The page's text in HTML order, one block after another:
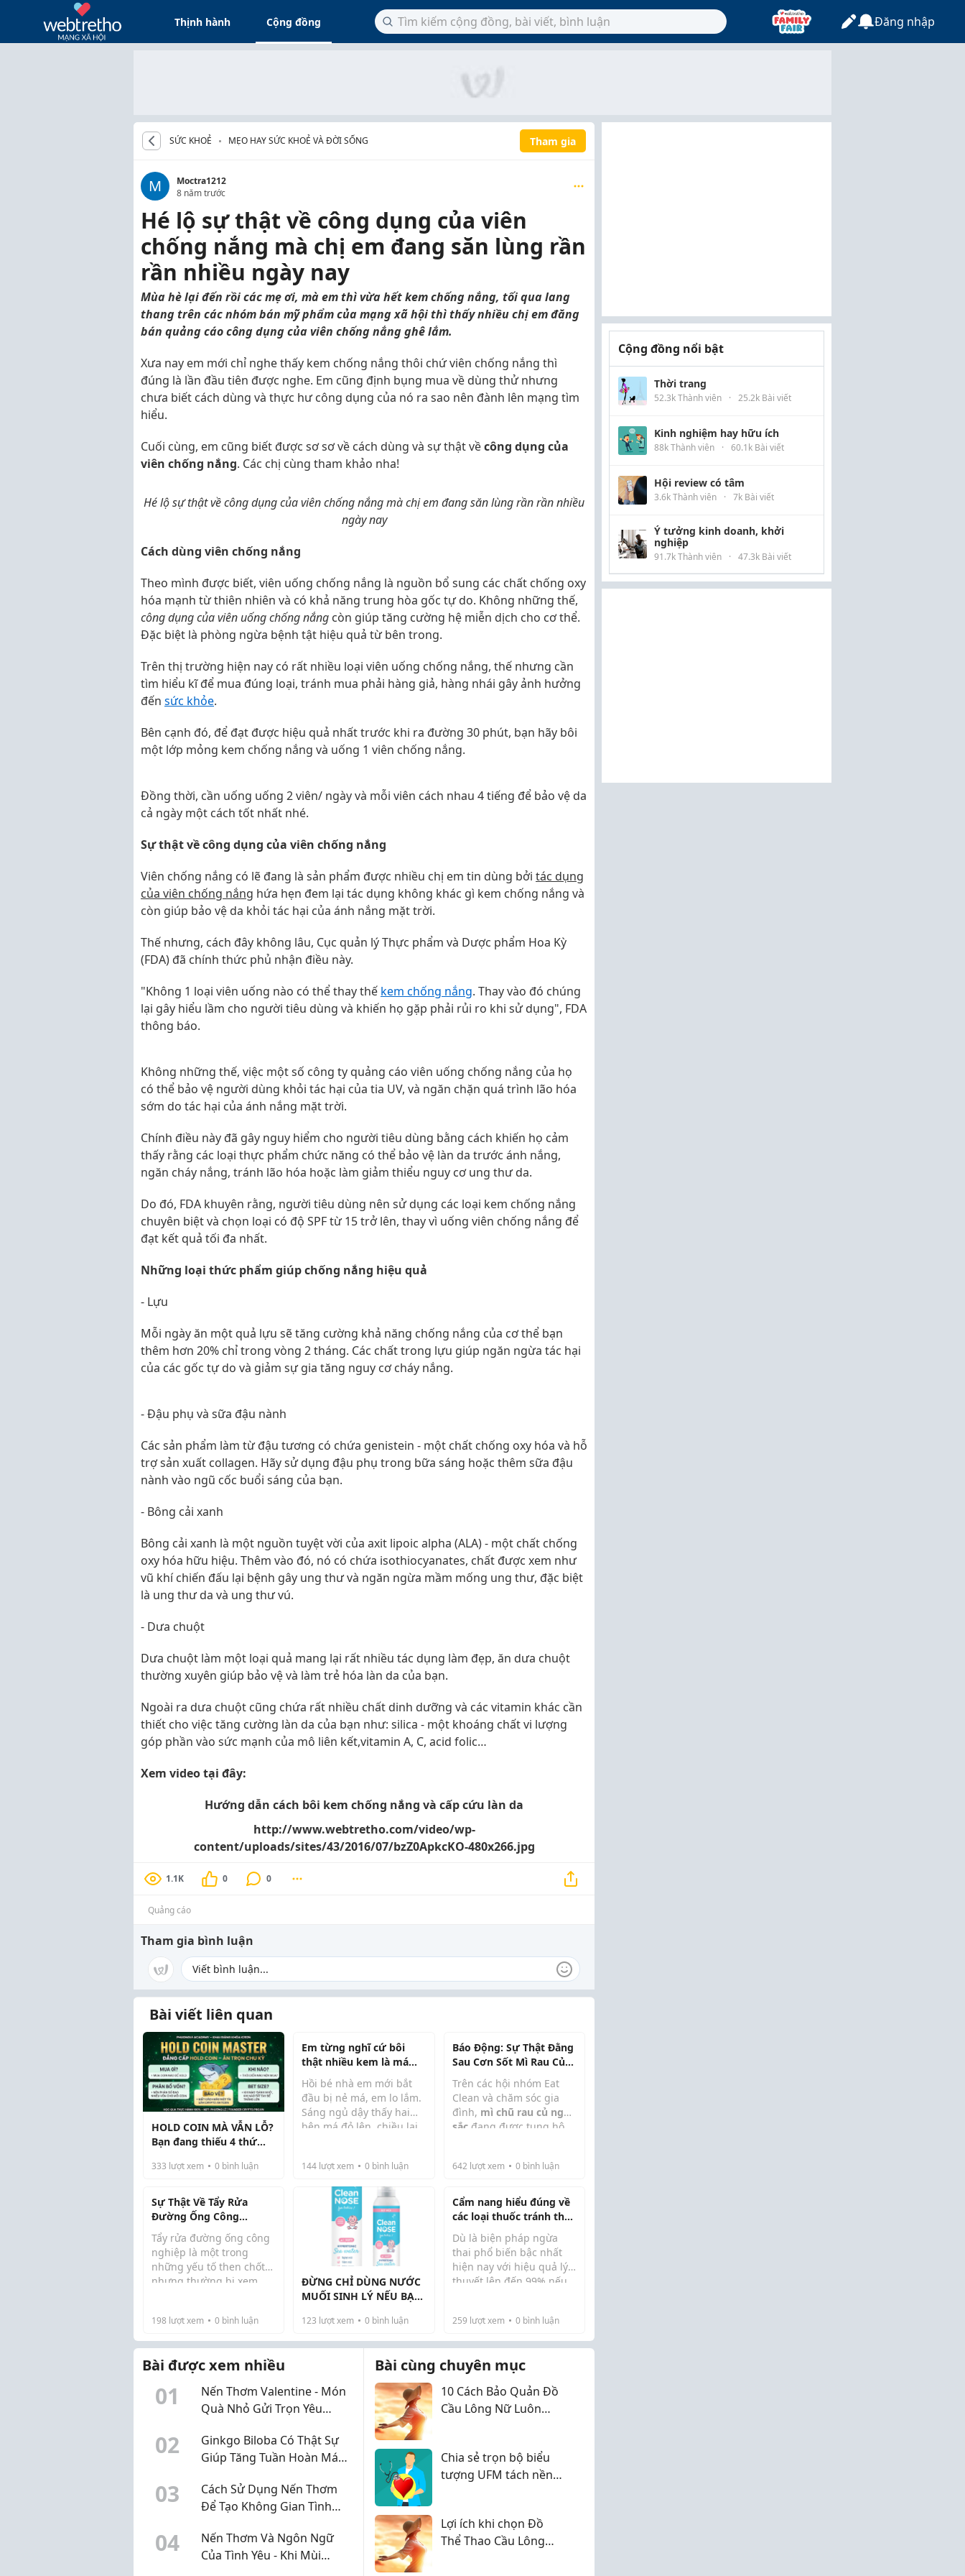
Thịnh hành Cộng đồng Đăng nhập
SỨC KHOẺ MẸO HAY SỨC KHOẺ VÀ ĐỜI SỐNG Tham gia
M
Moctra1212
8 năm trước
Hé lộ sự thật về công dụng của viên
chống nắng mà chị em đang săn lùng rần
rần nhiều ngày nay
Mùa hè lại đến rồi các mẹ ơi, mà em thì vừa hết kem chống nắng, tối qua lang
thang trên các nhóm bán mỹ phẩm của mạng xã hội thì thấy nhiều chị em đăng
bán quảng cáo công dụng của viên chống nắng ghê lắm.
Xưa nay em mới chỉ nghe thấy kem chống nắng thôi chứ viên chống nắng thì
đúng là lần đầu tiên được nghe. Em cũng định bụng mua về dùng thử nhưng
chưa biết cách dùng và thực hư công dụng của nó ra sao nên đành lên mạng tìm
hiểu.
Cuối cùng, em cũng biết được sơ sơ về cách dùng và sự thật vềcông dụng của
viên chống nắng. Các chị cùng tham khảo nha!
Hé lộ sự thật về công dụng của viên chống nắng mà chị em đang săn lùng rần rần nhiều
ngày nay
Cách dùng viên chống nắng
Theo mình được biết, viên uống chống nắng là nguồn bổ sung các chất chống oxy
hóa mạnh từ thiên nhiên và có khả năng trung hòa gốc tự do. Không những thế,
công dụng của viên uống chống nắng còn giúp tăng cường hệ miễn dịch cho cơ thể.
Đặc biệt là phòng ngừa bệnh tật hiệu quả từ bên trong.
Trên thị trường hiện nay có rất nhiều loại viên uống chống nắng, thế nhưng cần
tìm hiểu kĩ để mua đúng loại, tránh mua phải hàng giả, hàng nhái gây ảnh hưởng
đến sức khỏe.
Bên cạnh đó, để đạt được hiệu quả nhất trước khi ra đường 30 phút, bạn hãy bôi
một lớp mỏng kem chống nắng và uống 1 viên chống nắng.
Đồng thời, cần uống uống 2 viên/ ngày và mỗi viên cách nhau 4 tiếng để bảo vệ da
cả ngày một cách tốt nhất nhé.
Sự thật về công dụng của viên chống nắng
Viên chống nắng có lẽ đang là sản phẩm được nhiều chị em tin dùng bởi tác dụng
của viên chống nắng hứa hẹn đem lại tác dụng không khác gì kem chống nắng và
còn giúp bảo vệ da khỏi tác hại của ánh nắng mặt trời.
Thế nhưng, cách đây không lâu, Cục quản lý Thực phẩm và Dược phẩm Hoa Kỳ
(FDA) đã chính thức phủ nhận điều này.
"Không 1 loại viên uống nào có thể thay thế kem chống nắng. Thay vào đó chúng
lại gây hiểu lầm cho người tiêu dùng và khiến họ gặp phải rủi ro khi sử dụng", FDA
thông báo.
Không những thế, việc một số công ty quảng cáo viên uống chống nắng của họ
có thể bảo vệ người dùng khỏi tác hại của tia UV, và ngăn chặn quá trình lão hóa
sớm do tác hại của ánh nắng mặt trời.
Chính điều này đã gây nguy hiểm cho người tiêu dùng bằng cách khiến họ cảm
thấy rằng các loại thực phẩm chức năng có thể bảo vệ làn da trước ánh nắng,
ngăn cháy nắng, tránh lão hóa hoặc làm giảm thiểu nguy cơ ung thư da.
Do đó, FDA khuyên rằng, người tiêu dùng nên sử dụng các loại kem chống nắng
chuyên biệt và chọn loại có độ SPF từ 15 trở lên, thay vì uống viên chống nắng để
đạt kết quả tối đa nhất.
Những loại thức phẩm giúp chống nắng hiệu quả
- Lựu
Mỗi ngày ăn một quả lựu sẽ tăng cường khả năng chống nắng của cơ thể bạn
thêm hơn 20% chỉ trong vòng 2 tháng. Các chất trong lựu giúp ngăn ngừa tác hại
của các gốc tự do và giảm sự gia tăng nguy cơ cháy nắng.
- Đậu phụ và sữa đậu nành
Các sản phẩm làm từ đậu tương có chứa genistein - một chất chống oxy hóa và hỗ
trợ sản xuất collagen. Hãy sử dụng đậu phụ trong bữa sáng hoặc thêm sữa đậu
nành vào ngũ cốc buổi sáng của bạn.
- Bông cải xanh
Bông cải xanh là một nguồn tuyệt vời của axit lipoic alpha (ALA) - một chất chống
oxy hóa hữu hiệu. Thêm vào đó, nó có chứa isothiocyanates, chất được xem như
vũ khí chiến đấu lại bệnh gây ung thư và ngăn ngừa mầm mống ung thư, đặc biệt
là ung thư da và ung thư vú.
- Dưa chuột
Dưa chuột làm một loại quả mang lại rất nhiều tác dụng làm đẹp, ăn dưa chuột
thường xuyên giúp bảo vệ và làm trẻ hóa làn da của bạn.
Ngoài ra dưa chuột cũng chứa rất nhiều chất dinh dưỡng và các vitamin khác cần
thiết cho việc tăng cường làn da của bạn như: silica - một khoáng chất vi lượng
góp phần vào sức mạnh của mô liên kết,vitamin A, C, acid folic…
Xem video tại đây:
Hướng dẫn cách bôi kem chống nắng và cấp cứu làn da
http://www.webtretho.com/video/wp-
content/uploads/sites/43/2016/07/bzZ0ApkcKO-480x266.jpg
1.1K 0 0
Quảng cáo
Tham gia bình luận
Bài viết liên quan
HOLD COIN MÀ VẪN LỖ?
Bạn đang thiếu 4 thứ
333 lượt xem 0 bình luận
Em từng nghĩ cứ bôi
thật nhiều kem là má
con sẽ nhanh khỏi
Hồi bé nhà em mới bắt
đầu bị nẻ má, em lo lắm.
Sáng ngủ dậy thấy hai
bên má đỏ lên, chiều lại
đơn giản là da khô nên
cứ chăm chăm tìm kem
dưỡng, thậm chí ngà...
144 lượt xem 0 bình luận
Báo Động: Sự Thật Đằng
Sau Cơn Sốt Mì Rau Củ
Ngũ Sắc Hiện Nay!
Trên các hội nhóm Eat
Clean và chăm sóc gia
đình, mì chũ rau củ ngũ
sắcđang được tung hô
dáng, vừa giúp trẻ nhỏ
em sở hữu ngoại hình ...
642 lượt xem 0bình luận
Sự Thật Về Tẩy Rửa
Đường Ống Công
Nghiệp Khiến Bạn Bất
Ngờ
Tẩy rửa đường ống công
nghiệp là một trong
những yếu tố then chốt
nhưng thường bị xem
gian, cáu cặn, vi sinh và
tạp chất tích tụ bên trong
đường ống sẽ...
198 lượt xem 0 bình luận
ĐỪNG CHỈ DÙNG NƯỚC
MUỐI SINH LÝ NẾU BẠN
NẶNG!
123 lượt xem 0 bình luận
Cẩm nang hiểu đúng về
các loại thuốc tránh thai
hàng ngày thông dụng
Dù là biện pháp ngừa
thai phổ biến bậc nhất
hiện nay với hiệu quả lý
thuyết lên đến 99% nếu
khiến nhiều chị em mơ
hồ. Việc không nắm rõ cơ
chế hoạt động ...
259 lượt xem 0bình luận
Bài được xem nhiều
01
Nến Thơm Valentine - Món
Quà Nhỏ Gửi Trọn Yêu
Biệt
02
Ginkgo Biloba Có Thật Sự
Giúp Tăng Tuần Hoàn Máu
03
Cách Sử Dụng Nến Thơm
Để Tạo Không Gian Tình
04
Nến Thơm Và Ngôn Ngữ
Của Tình Yêu - Khi Mùi
Bài cùng chuyên mục
10 Cách Bảo Quản Đồ
Cầu Lông Nữ Luôn
Chia sẻ trọn bộ biểu
tượng UFM tách nền
Lợi ích khi chọn Đồ
Thể Thao Cầu Lông
Cộng đồng nổi bật
Thời trang
52.3k Thành viên · 25.2k Bài viết
Kinh nghiệm hay hữu ích
88k Thành viên · 60.1k Bài viết
Hội review có tâm
3.6k Thành viên · 7k Bài viết
Ý tưởng kinh doanh, khởi
nghiệp
91.7k Thành viên · 47.3k Bài viết